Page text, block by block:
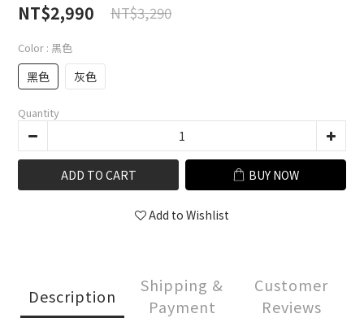
NT$2,990 NT$3,290
Color : 黑色
黑色 灰色
Quantity
ADD TO CART BUY NOW
Add to Wishlist
Description
Shipping &
Payment
Customer
Reviews